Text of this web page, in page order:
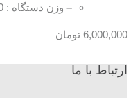
– وزن دستگاه : 150 گرم
6,000,000 تومان
ارتباط با ما